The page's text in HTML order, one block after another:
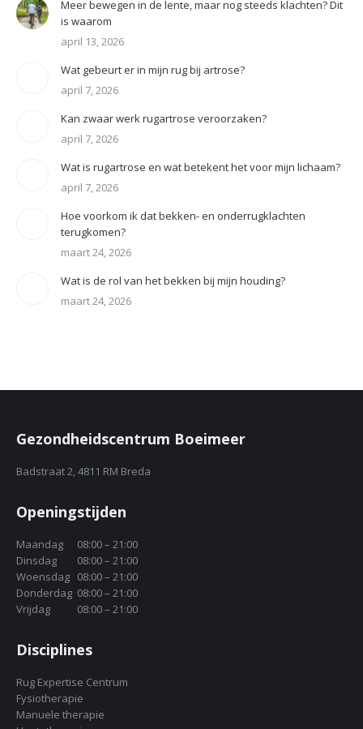
Meer bewegen in de lente, maar nog steeds klachten? Dit
is waarom
april 13, 2026
Wat gebeurt er in mijn rug bij artrose?
april 7, 2026
Kan zwaar werk rugartrose veroorzaken?
april 7, 2026
Wat is rugartrose en wat betekent het voor mijn lichaam?
april 7, 2026
Hoe voorkom ik dat bekken- en onderrugklachten
terugkomen?
maart 24, 2026
Wat is de rol van het bekken bij mijn houding?
maart 24, 2026
Gezondheidscentrum Boeimeer
Badstraat 2, 4811 RM Breda
Openingstijden
Maandag
08:00 – 21:00
Dinsdag
08:00 – 21:00
Woensdag 08:00 – 21:00
Donderdag 08:00 – 21:00
Vrijdag
08:00 – 21:00
Disciplines
Rug Expertise Centrum
Fysiotherapie
Manuele therapie